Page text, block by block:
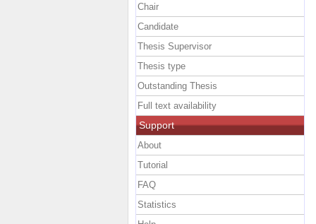
Chair
Candidate
Thesis Supervisor
Thesis type
Outstanding Thesis
Full text availability
Support
About
Tutorial
FAQ
Statistics